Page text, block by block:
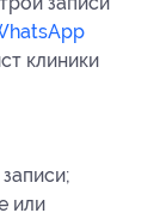
клиники
или